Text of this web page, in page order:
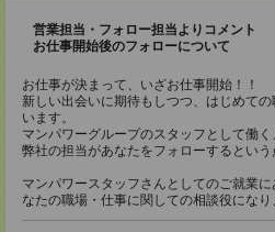
営業担当・フォロー担当よりコメント
お仕事開始後のフォローについて
お仕事が決まって、いざお仕事開始！！
新しい出会いに期待もしつつ、はじめて
います。
マンパワーグループのスタッフとして働く
弊社の担当があなたをフォローするという
マンパワースタッフさんとしてのご就業
なたの職場・仕事に関しての相談役になり